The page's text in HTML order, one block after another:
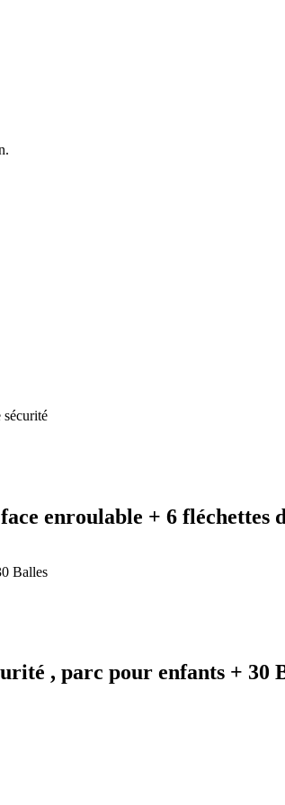
enroulable + 6 fléchettes
, parc pour enfants + 30